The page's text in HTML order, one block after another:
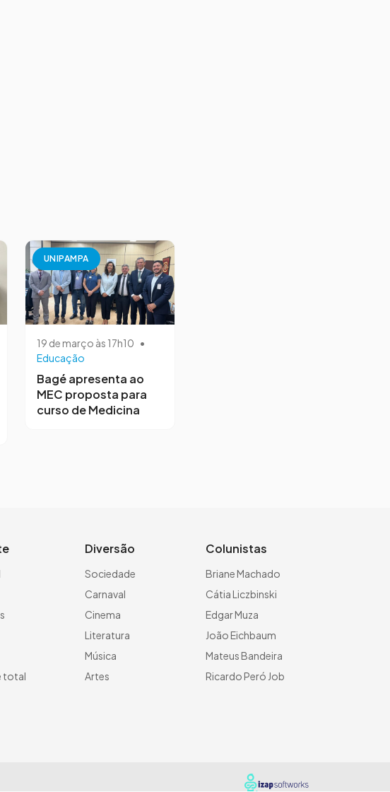
UNIPAMPA
19 de março às 17h10 •
Educação
Bagé apresenta ao
MEC proposta para
curso de Medicina
total
Diversão
Sociedade
Carnaval
Cinema
Literatura
Música
Artes
Colunistas
Briane Machado
Cátia Liczbinski
Edgar Muza
João Eichbaum
Mateus Bandeira
Ricardo Peró Job